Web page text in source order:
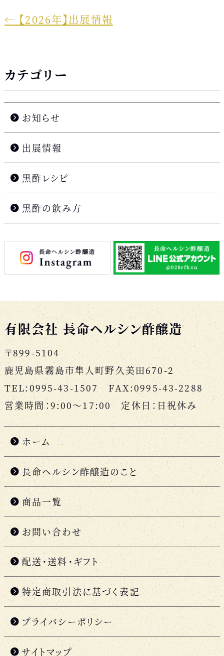
c
e
o
k
n
e
← 【2026年】出展情報
カテゴリー
お知らせ
出展情報
黒酢レシピ
黒酢の飲み方
有限会社 長命ヘルシン酢醸造
〒899-5104
鹿児島県霧島市隼人町野久美田670-2
TEL:0995-43-1507 FAX:0995-43-2288
営業時間：9:00〜17:00 定休日：日祝休み
ホーム
長命ヘルシン酢醸造のこと
商品一覧
お問い合わせ
配送・送料・ギフト
特定商取引法に基づく表記
プライバシーポリシー
サイトマップ